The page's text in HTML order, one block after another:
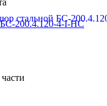
200.4.120-4-I-НС